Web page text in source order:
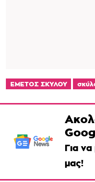
ΕΜΕΤΟΣ ΣΚΥΛΟΥ
Για
μας!